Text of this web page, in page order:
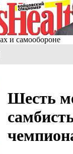
Шесть